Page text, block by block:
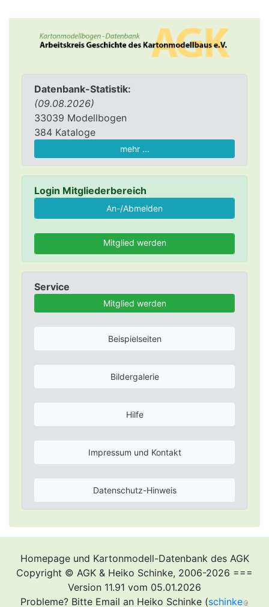
Datenbank-Statistik:
(09.08.2026)
33039 Modellbogen
384 Kataloge
mehr ...
Login Mitgliederbereich
Mitglied werden
Service
Mitglied werden
Beispielseiten
Bildergalerie
Hilfe
Impressum und Kontakt
Datenschutz-Hinweis
Homepage und Kartonmodell-Datenbank des AGK
Copyright © AGK & Heiko Schinke, 2006-2026 ===
Version 11.91 vom 05.01.2026
Probleme? Bitte Email an Heiko Schinke (schinke